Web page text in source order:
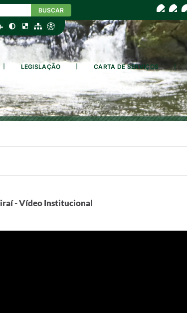
BUSCAR
LEGISLAÇÃO CARTA DE SERVIÇOS
- Vídeo Institucional